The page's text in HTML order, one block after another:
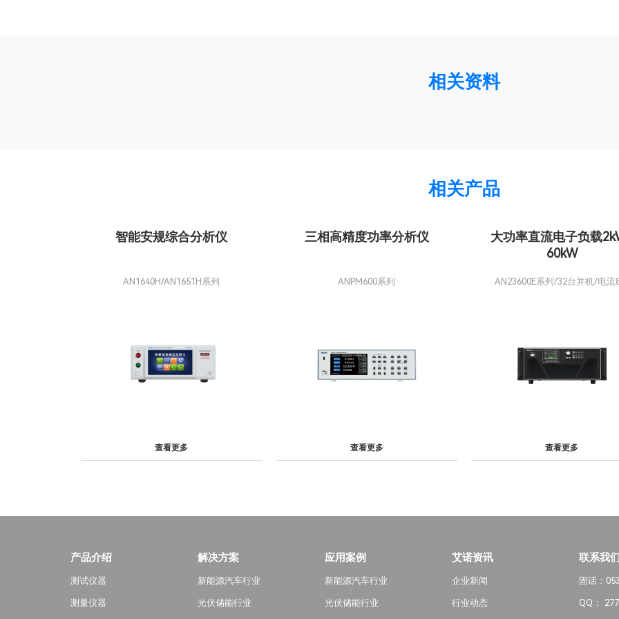
相关资料
相关产品
智能安规综合分析仪
AN1640H/AN1651H系列
查看更多
三相高精度功率分析仪
ANPM600系列
查看更多
大功率直流电子负载
60kW
AN23600E系列/32台并机/电流
查看更多
产品介绍
测试仪器
测量仪器
解决方案
新能源汽车行业
光伏储能行业
应用案例
新能源汽车行业
光伏储能行业
艾诺资讯
企业新闻
行业动态
联系我们
固话：
QQ：